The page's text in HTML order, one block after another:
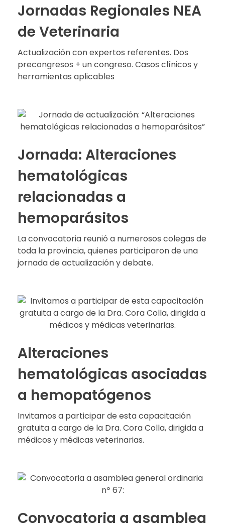
Jornadas Regionales NEA
de Veterinaria
Actualización con expertos referentes. Dos
precongresos + un congreso. Casos clínicos y
herramientas aplicables
Jornada: Alteraciones
hematológicas
relacionadas a
hemoparásitos
La convocatoria reunió a numerosos colegas de
toda la provincia, quienes participaron de una
jornada de actualización y debate.
Alteraciones
hematológicas asociadas
a hemopatógenos
Invitamos a participar de esta capacitación
gratuita a cargo de la Dra. Cora Colla, dirigida a
médicos y médicas veterinarias.
Convocatoria a asamblea